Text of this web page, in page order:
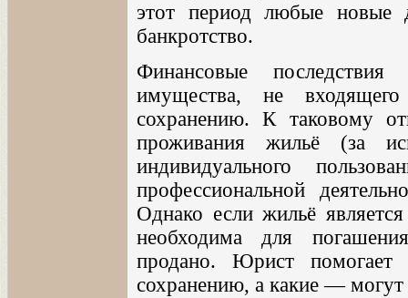
этот период любые новые
банкротство.
Финансовые
имущества, не
сохранению. К таковому
проживания жильё (за
индивидуального
профессиональной
Однако если жильё
необходима для
продано. Юрист помогает
сохранению, а какие —